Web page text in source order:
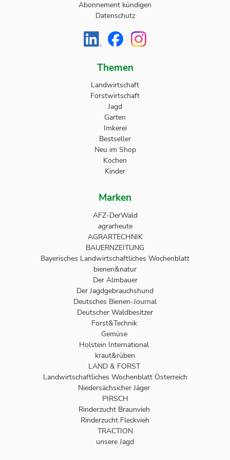
Abonnement kündigen
Datenschutz
Themen
Landwirtschaft
Forstwirtschaft
Jagd
Garten
Imkerei
Bestseller
Neu im Shop
Kochen
Kinder
Marken
AFZ-DerWald
agrarheute
AGRARTECHNIK
BAUERNZEITUNG
Bayerisches Landwirtschaftliches Wochenblatt
bienen&natur
Der Almbauer
Der Jagdgebrauchshund
Deutsches Bienen-Journal
Deutscher Waldbesitzer
Forst&Technik
Gemüse
Holstein International
kraut&rüben
LAND & FORST
Landwirtschaftliches Wochenblatt Österreich
Niedersächsicher Jäger
PIRSCH
Rinderzucht Braunvieh
Rinderzucht Fleckvieh
TRACTION
unsere Jagd